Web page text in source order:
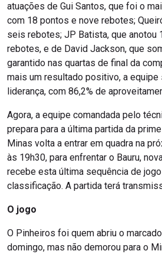
atuações de Gui Santos, que foi o
com 18 pontos e nove rebotes;
seis rebotes; JP Batista, que anotou
rebotes, e de David Jackson, que
garantido nas quartas de final da
mais um resultado positivo, a equipe
liderança, com 86,2% de
Agora, a equipe comandada pelo
prepara para a última partida da
Minas volta a entrar em quadra na
às 19h30, para enfrentar o Bauru,
recebe esta última sequência de
classificação. A partida terá
O jogo
O Pinheiros foi quem abriu o
domingo, mas não demorou para o